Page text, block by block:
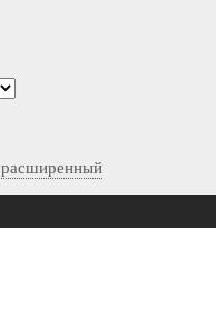
расширенный